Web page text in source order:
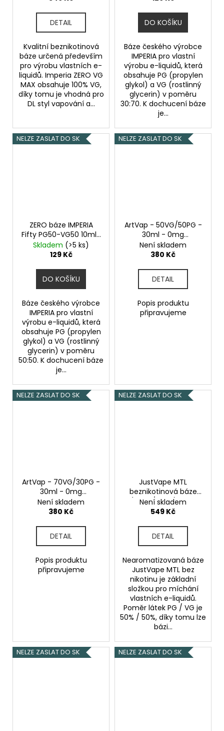
DETAIL
Kvalitní beznikotinová
báze určená především
pro výrobu vlastních e-
liquidů. Imperia ZERO VG
MAX obsahuje 100% VG,
díky tomu je vhodná pro
DL styl vapování a...
DO KOŠÍKU
Báze českého výrobce
IMPERIA pro vlastní
výrobu e-liquidů, která
obsahuje PG (propylen
glykol) a VG (rostlinný
glycerin) v poměru
30:70. K dochucení báze
je...
NELZE ZASLAT DO SK
ZERO báze IMPERIA
Fifty PG50-VG50 10ml-
0mg 1Pack
Skladem (>5 ks)
129 Kč
DO KOŠÍKU
Báze českého výrobce
IMPERIA pro vlastní
výrobu e-liquidů, která
obsahuje PG (propylen
glykol) a VG (rostlinný
glycerin) v poměru
50:50. K dochucení báze
je...
NELZE ZASLAT DO SK
ArtVap - 50VG/50PG -
30ml - 0mg
Beznikotinová báze
Není skladem
380 Kč
DETAIL
Popis produktu
připravujeme
NELZE ZASLAT DO SK
ArtVap - 70VG/30PG -
30ml - 0mg
Beznikotinová báze
Není skladem
380 Kč
DETAIL
Popis produktu
připravujeme
NELZE ZASLAT DO SK
JustVape MTL
beznikotinová báze
(50VG/50PG) 50ml
objem 50ml tabáková
Není skladem
549 Kč
DETAIL
Nearomatizovaná báze
JustVape MTL bez
nikotinu je základní
složkou pro míchání
vlastních e-liquidů.
Poměr látek PG / VG je
50% / 50%, díky tomu lze
bázi...
NELZE ZASLAT DO SK NELZE ZASLAT DO SK